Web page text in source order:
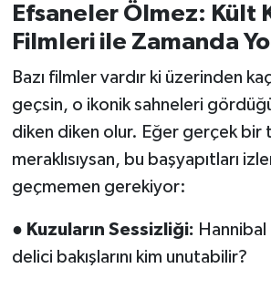
Efsaneler Ölmez: Kült
Filmleri ile Zamanda
Bazı filmler vardır ki üzerinden
geçsin, o ikonik sahneleri
diken diken olur. Eğer gerçek bir
meraklısıysan, bu başyapıtları
geçmemen gerekiyor:
● Kuzuların Sessizliği: Hannibal
delici bakışlarını kim unutabilir?